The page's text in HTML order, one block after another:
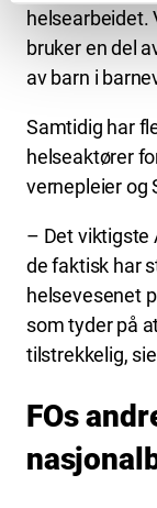
helsearbeidet.
bruker en del
av barn i
Samtidig har
helseaktører
vernepleier og
– Det viktigste
de faktisk har
helsevesenet
som tyder på
tilstrekkelig,
FOs